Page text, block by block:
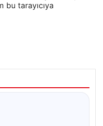
bu tarayıcıya